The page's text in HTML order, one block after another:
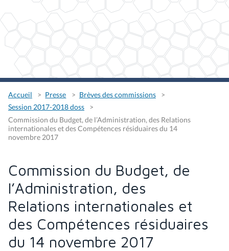
Accueil Presse
Brèves des commissions
Session 2017-2018 doss
Commission du Budget, de l’Administration, des Relations
internationales et des Compétences résiduaires du 14
novembre 2017
Commission du Budget, de
l’Administration, des
Relations internationales et
des Compétences résiduaires
du 14 novembre 2017